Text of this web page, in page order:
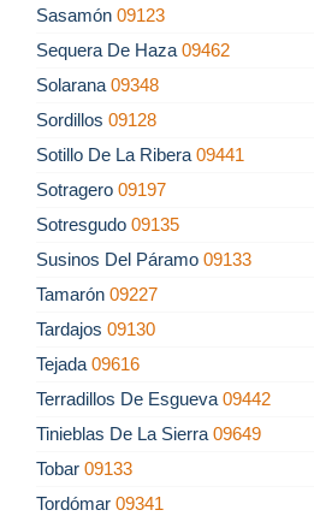
Sasamón 09123
Sequera De Haza 09462
Solarana 09348
Sordillos 09128
Sotillo De La Ribera 09441
Sotragero 09197
Sotresgudo 09135
Susinos Del Páramo 09133
Tamarón 09227
Tardajos 09130
Tejada 09616
Terradillos De Esgueva 09442
Tinieblas De La Sierra 09649
Tobar 09133
Tordómar 09341